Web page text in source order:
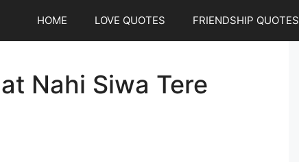
HOME LOVE QUOTES FRIENDSHIP QUOTES
Nahi Siwa Tere